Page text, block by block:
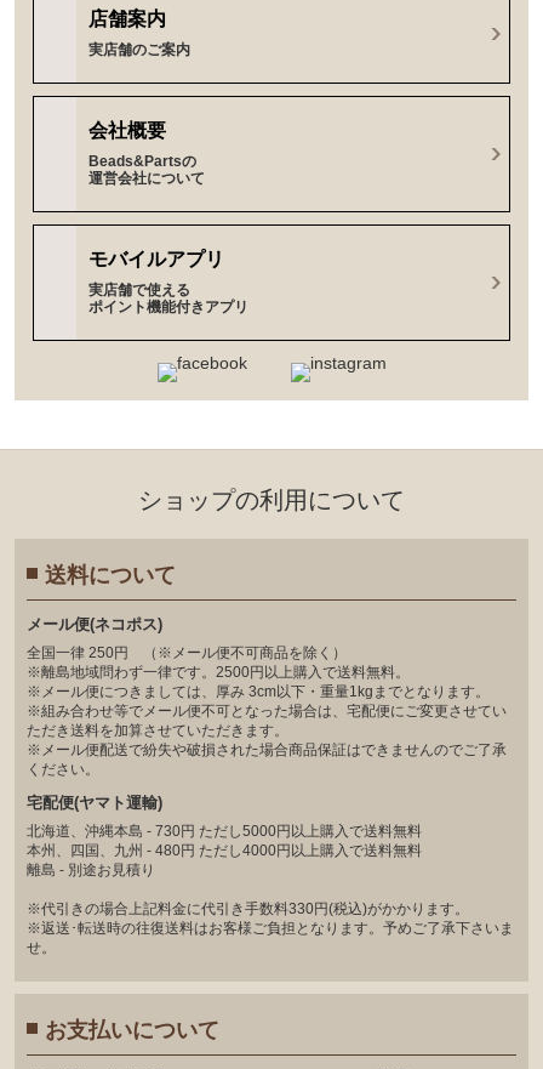
店舗案内
実店舗のご案内
会社概要
Beads&Partsの
運営会社について
モバイルアプリ
実店舗で使える
ポイント機能付きアプリ
ショップの利⽤について
送料について
メール便(ネコポス)
全国一律 250円 （※メール便不可商品を除く）
※離島地域問わず一律です。2500円以上購入で送料無料。
※メール便につきましては、厚み 3cm以下・重量1kgまでとなります。
※組み合わせ等でメール便不可となった場合は、宅配便にご変更させてい
ただき送料を加算させていただきます。
※メール便配送で紛失や破損された場合商品保証はできませんのでご了承
ください。
宅配便(ヤマト運輸)
北海道、沖縄本島 - 730円 ただし5000円以上購入で送料無料
本州、四国、九州 - 480円 ただし4000円以上購入で送料無料
離島 - 別途お見積り
※代引きの場合上記料金に代引き手数料330円(税込)がかかります。
※返送･転送時の往復送料はお客様ご負担となります。予めご了承下さいま
せ。
お支払いについて